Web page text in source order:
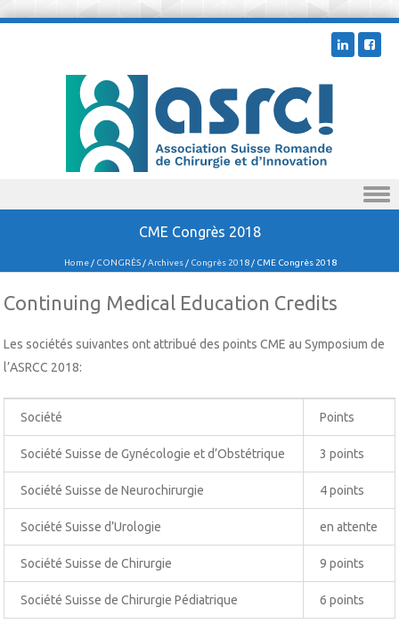
CME Congrès 2018
Home/ CONGRÈS/Archives/ Congrès 2018/ CME Congrès 2018
Continuing Medical Education Credits
Les sociétés suivantes ont attribué des points CME au Symposium de
l’ASRCC 2018:
Société Points
Société Suisse de Gynécologie et d’Obstétrique 3 points
Société Suisse de Neurochirurgie 4 points
Société Suisse d’Urologie en attente
Société Suisse de Chirurgie 9 points
Société Suisse de Chirurgie Pédiatrique 6 points